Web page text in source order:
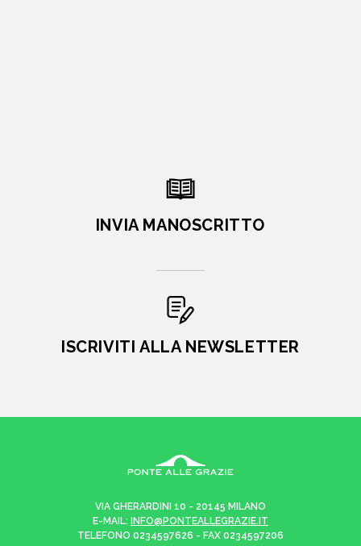
INVIA MANOSCRITTO
ISCRIVITI ALLA NEWSLETTER
VIA GHERARDINI 10 - 20145 MILANO
E-MAIL: INFO@PONTEALLEGRAZIE.IT
TELEFONO 0234597626 - FAX 0234597206